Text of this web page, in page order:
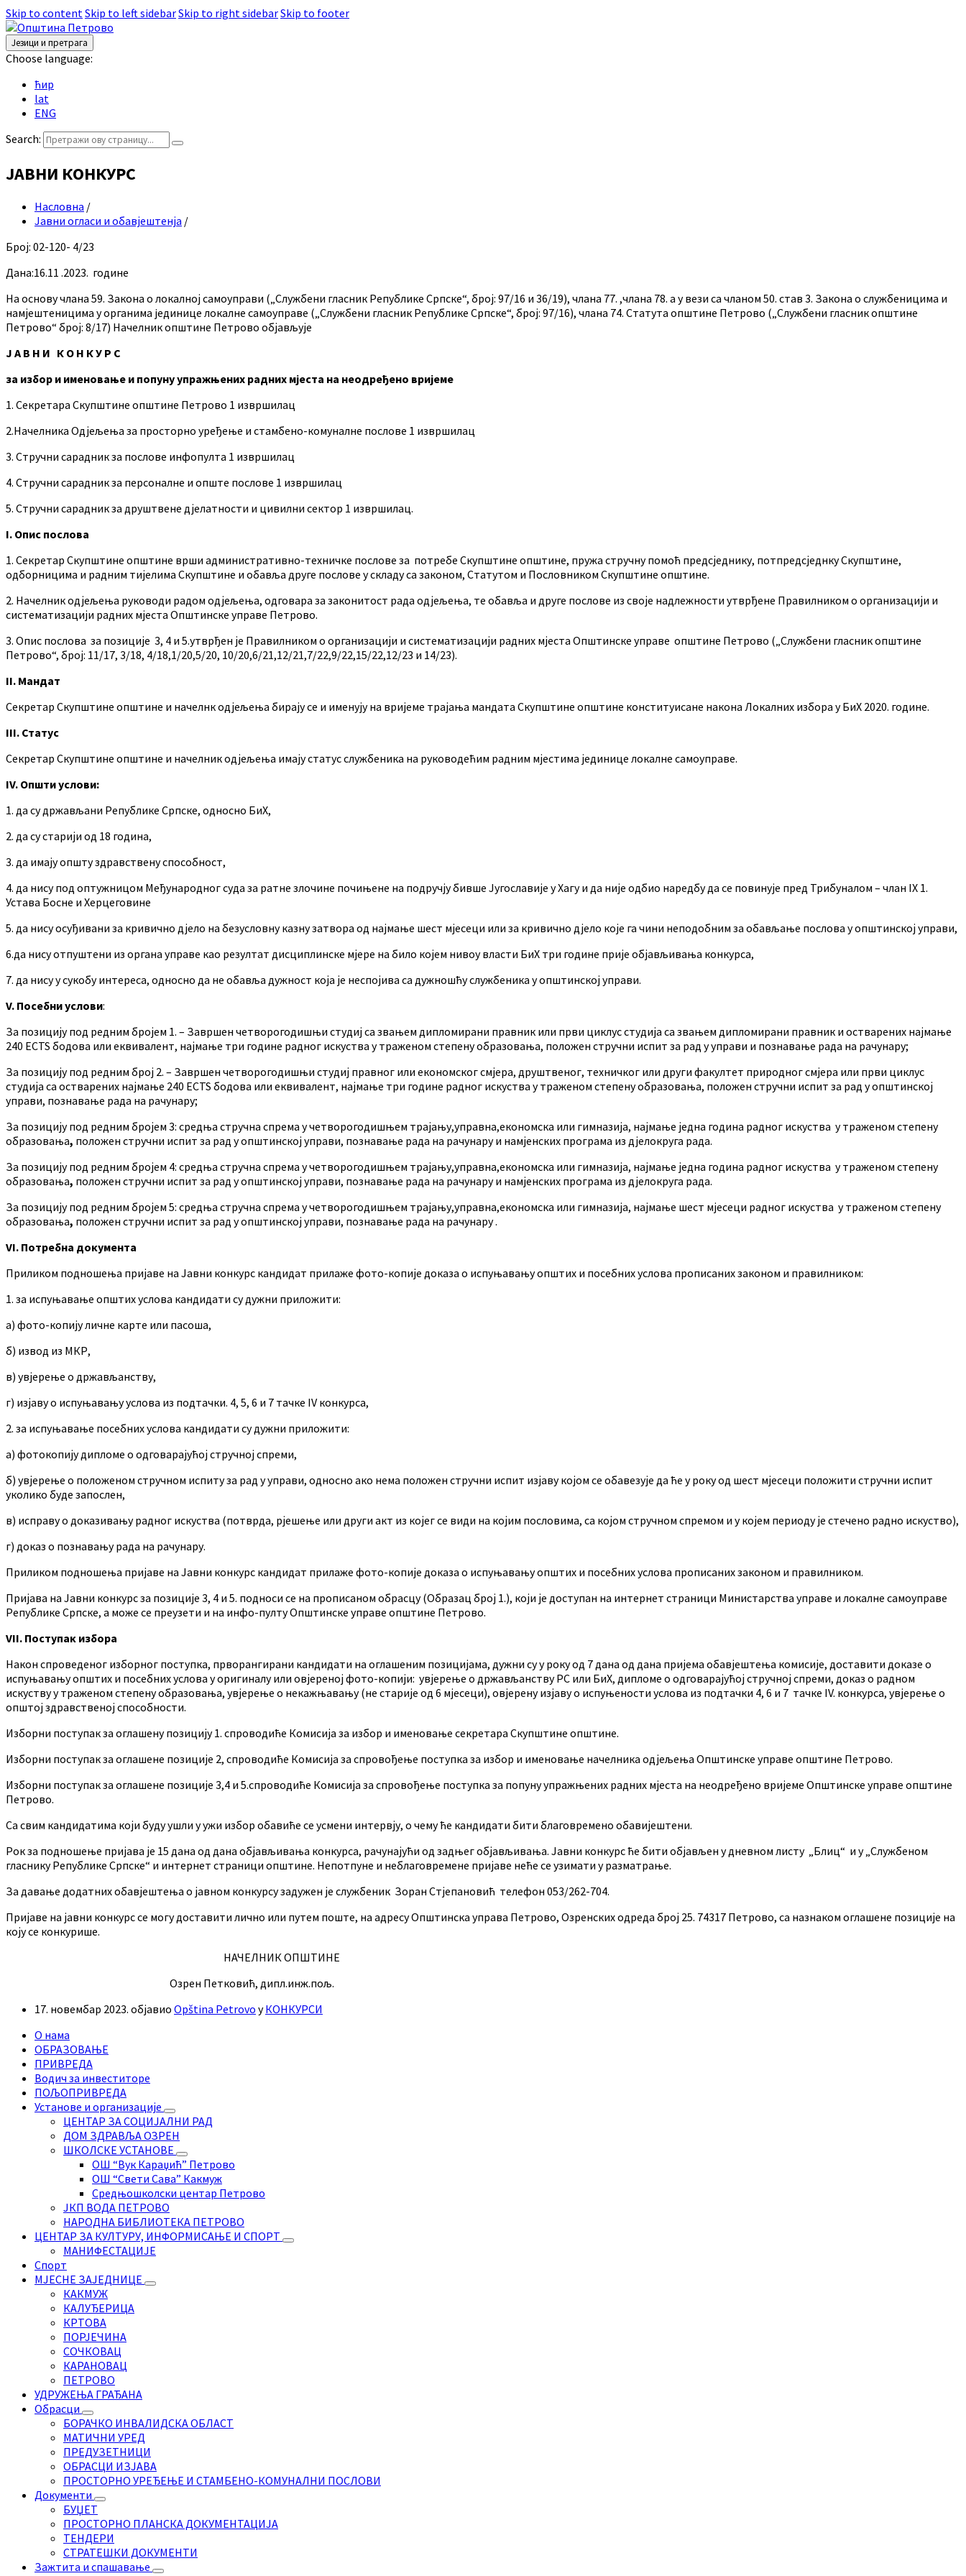
Skip to contentSkip to left sidebarSkip to right sidebarSkip to footer
Језици и претрага
Choose language:
ћир
lat
ENG
Search:
ЈАВНИ КОНКУРС
Насловна /
Јавни огласи и обавјештенја /
Број: 02-120- 4/23
Дана:16.11 .2023. године
На основу члана 59. Закона о локалној самоуправи („Службени гласник Републике Српске“, број: 97/16 и 36/19), члана 77. ,члана 78. а у вези са чланом 50. став 3. Закона о службеницима и
намјештеницима у органима jединице локалне самоуправе („Службени гласник Републике Српске“, број: 97/16), члана 74. Статута општине Петрово („Службени гласник општине
Петрово“ број: 8/17) Начелник општине Петрово објављује
Ј А В Н И К О Н К У Р С
за избор и именовање и попуну упражњених радних мјеста на неодређено вријеме
1. Секретара Скупштине општине Петрово 1 извршилац
2.Начелника Одјељења за просторно уређење и стамбено-комуналне послове 1 извршилац
3. Стручни сарадник за послове инфопулта 1 извршилац
4. Стручни сарадник за персоналне и опште послове 1 извршилац
5. Стручни сарадник за друштвене дјелатности и цивилни сектор 1 извршилац.
I. Опис послова
1. Секретар Скупштине општине врши административно-техничке послове за потребе Скупштине општине, пружа стручну помоћ предсједнику, потпредсједнку Скупштине,
одборницима и радним тијелима Скупштине и обавља друге послове у складу са законом, Статутом и Пословником Скупштине општине.
2. Начелник одјељења руководи радом одјељења, одговара за законитост рада одјељења, те обавља и друге послове из своје надлежности утврђене Правилником о организацији и
систематизацији радних мјеста Општинске управе Петрово.
3. Опис послова за позиције 3, 4 и 5.утврђен је Правилником о организацији и систематизацији радних мјеста Општинске управе општине Петрово („Службени гласник општине
Петрово“, број: 11/17, 3/18, 4/18,1/20,5/20, 10/20,6/21,12/21,7/22,9/22,15/22,12/23 и 14/23).
II. Мандат
Секретар Скупштине општине и начелнк одјељења бирају се и именују на вријеме трајања мандата Скупштине општине конституисане накона Локалних избора у БиХ 2020. године.
III. Статус
Секретар Скупштине општине и начелник одјељења имају статус службеника на руководећим радним мјестима јединице локалне самоуправе.
IV. Општи услови:
1. да су држављани Републике Српске, односно БиХ,
2. да су старији од 18 година,
3. да имају општу здравствену способност,
4. да нису под оптужницом Међународног суда за ратне злочине почињене на подручју бивше Југославије у Хагу и да није одбио наредбу да се повинује пред Трибуналом – члан IX 1.
Устава Босне и Херцеговине
5. да нису осуђивани за кривично дјело на безусловну казну затвора од најмање шест мјесеци или за кривично дјело које га чини неподобним за обављање послова у општинској управи,
6.да нису отпуштени из органа управе као резултат дисциплинске мјере на било којем нивоу власти БиХ три године прије објављивања конкурса,
7. да нису у сукобу интереса, односно да не обавља дужност која је неспојива са дужношћу службеника у општинској управи.
V. Посебни услови:
За позицију под редним бројем 1. – Завршен четворогодишњи студиј са звањем дипломирани правник или први циклус студија са звањем дипломирани правник и остварених најмање
240 ЕСTS бодова или еквивалент, најмање три године радног искуства у траженом степену образовања, положен стручни испит за рад у управи и познавање рада на рачунару;
За позицију под редним број 2. – Завршен четворогодишњи студиј правног или економског смјера, друштвеног, техничког или други факултет природног смјера или први циклус
студија са остварених најмање 240 ЕСTS бодова или еквивалент, најмање три године радног искуства у траженом степену образовања, положен стручни испит за рад у општинској
управи, познавање рада на рачунару;
За позицију под редним бројем 3: средња стручна спрема у четворогодишњем трајању,управна,економска или гимназија, најмање једна година радног искуства у траженом степену
образовања, положен стручни испит за рад у општинској управи, познавање рада на рачунару и намјенских програма из дјелокруга рада.
За позицију под редним бројем 4: средња стручна спрема у четворогодишњем трајању,управна,економска или гимназија, најмање једна година радног искуства у траженом степену
образовања, положен стручни испит за рад у општинској управи, познавање рада на рачунару и намјенских програма из дјелокруга рада.
За позицију под редним бројем 5: средња стручна спрема у четворогодишњем трајању,управна,економска или гимназија, најмање шест мјесеци радног искуства у траженом степену
образовања, положен стручни испит за рад у општинској управи, познавање рада на рачунару .
VI. Потребна документа
Приликом подношења пријаве на Јавни конкурс кандидат прилаже фото-копије доказа о испуњавању општих и посебних услова прописаних законом и правилником:
1. за испуњавање општих услова кандидати су дужни приложити:
а) фото-копију личне карте или пасоша,
б) извод из МКР,
в) увјерење о држављанству,
г) изјаву о испуњавању услова из подтачки. 4, 5, 6 и 7 тачке IV конкурса,
2. за испуњавање посебних услова кандидати су дужни приложити:
а) фотокопију дипломе о одговарајућој стручној спреми,
б) увјерење о положеном стручном испиту за рад у управи, односно ако нема положен стручни испит изјаву којом се обавезује да ће у року од шест мјесеци положити стручни испит
уколико буде запослен,
в) исправу о доказивању радног искуства (потврда, рјешење или други акт из којег се види на којим пословима, са којом стручном спремом и у којем периоду је стечено радно искуство),
г) доказ о познавању рада на рачунару.
Приликом подношења пријаве на Јавни конкурс кандидат прилаже фото-копије доказа о испуњавању општих и посебних услова прописаних законом и правилником.
Пријава на Јавни конкурс за позиције 3, 4 и 5. подноси се на прописаном обрасцу (Образац број 1.), који је доступан на интернет страници Министарства управе и локалне самоуправе
Републике Српске, а може се преузети и на инфо-пулту Општинске управе општине Петрово.
VII. Поступак избора
Након спроведеног изборног поступка, прворангирани кандидати на оглашеним позицијама, дужни су у року од 7 дана од дана пријема обавјештења комисије, доставити доказе о
испуњавању општих и посебних услова у оригиналу или овјереној фото-копији: увјерење о држављанству РС или БиХ, дипломе о одговарајућој стручној спреми, доказ о радном
искуству у траженом степену образовања, увјерење о некажњавању (не старије од 6 мјесеци), овјерену изјаву о испуњености услова из подтачки 4, 6 и 7 тачке IV. конкурса, увјерење о
општој здравственој способности.
Изборни поступак за оглашену позицију 1. спроводиће Комисија за избор и именовање секретара Скупштине општине.
Изборни поступак за оглашене позиције 2, спроводиће Комисија за спровођење поступка за избор и именовање начелника одјељења Општинске управе општине Петрово.
Изборни поступак за оглашене позиције 3,4 и 5.спроводиће Комисија за спровођење поступка за попуну упражњених радних мјеста на неодређено вријеме Општинске управе општине
Петрово.
Са свим кандидатима који буду ушли у ужи избор обавиће се усмени интервју, о чему ће кандидати бити благовремено обавијештени.
Рок за подношење пријава је 15 дана од дана објављивања конкурса, рачунајући од задњег објављивања. Јавни конкурс ће бити објављен у дневном листу „Блиц“ и у „Службеном
гласнику Републике Српске“ и интернет страници општине. Непотпуне и неблаговремене пријаве неће се узимати у разматрање.
За давање додатних обавјештења о јавном конкурсу задужен је службеник Зоран Стјепановић телефон 053/262-704.
Пријаве на јавни конкурс се могу доставити лично или путем поште, на адресу Општинска управа Петрово, Озренских одреда број 25. 74317 Петрово, са назнаком оглашене позиције на
коју се конкурише.
НАЧЕЛНИК ОПШТИНЕ
Озрен Петковић, дипл.инж.пољ.
17. новембар 2023. објавио Opština Petrovo уКОНКУРСИ
О нама
ОБРАЗОВАЊЕ
ПРИВРЕДА
Водич за инвеститоре
ПОЉОПРИВРЕДА
Установе и организације
ЦЕНТАР ЗА СОЦИЈАЛНИ РАД
ДОМ ЗДРАВЉА ОЗРЕН
ШКОЛСКЕ УСТАНОВЕ
ОШ “Вук Караџић” Петрово
ОШ “Свети Сава” Какмуж
Средњошколски центар Петрово
ЈКП ВОДА ПЕТРОВО
НАРОДНА БИБЛИОТЕКА ПЕТРОВО
ЦЕНТАР ЗА КУЛТУРУ, ИНФОРМИСАЊЕ И СПОРТ
МАНИФЕСТАЦИЈЕ
Спорт
МЈЕСНЕ ЗАЈЕДНИЦЕ
КАКМУЖ
КАЛУЂЕРИЦА
КРТОВА
ПОРЈЕЧИНА
СОЧКОВАЦ
КАРАНОВАЦ
ПЕТРОВО
УДРУЖЕЊА ГРАЂАНА
Обрасци
БОРАЧКО ИНВАЛИДСКА ОБЛАСТ
МАТИЧНИ УРЕД
ПРЕДУЗЕТНИЦИ
ОБРАСЦИ ИЗЈАВА
ПРОСТОРНО УРЕЂЕЊЕ И СТАМБЕНО-КОМУНАЛНИ ПОСЛОВИ
Документи
БУЏЕТ
ПРОСТОРНО ПЛАНСКА ДОКУМЕНТАЦИЈА
ТЕНДЕРИ
СТРАТЕШКИ ДОКУМЕНТИ
Зажтита и спашавање